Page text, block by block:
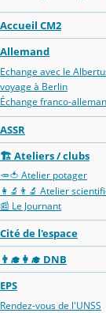
Accueil CM2
Allemand
Echange avec le
voyage à Berlin
Échange franco-
ASSR
🏗 Ateliers / clubs
🥕🍅 Atelier potager
👩‍🔬👨‍🔬 Atelier
📰 Le Journant
Cité de l'espace
👨‍🎓👩‍🎓 DNB
EPS
Rendez-vous de l'UNSS